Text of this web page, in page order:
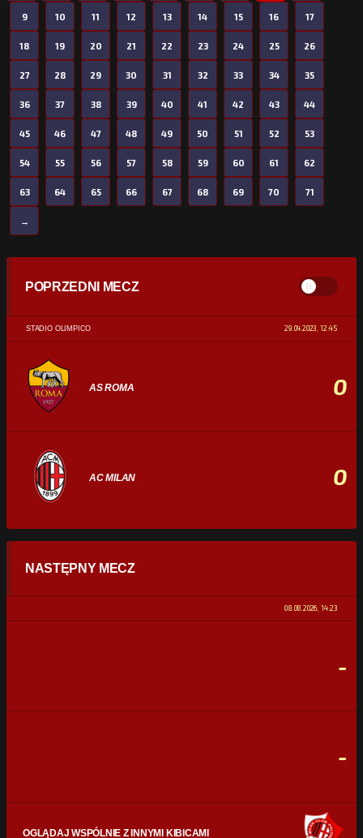
9 10 11 12 13 14 15 16 17
18 19 20 21 22 23 24 25 26
27 28 29 30 31 32 33 34 35
36 37 38 39 40 41 42 43 44
45 46 47 48 49 50 51 52 53
54 55 56 57 58 59 60 61 62
63 64 65 66 67 68 69 70 71
→
POPRZEDNI MECZ
STADIO OLIMPICO 29.04.2023, 12:45
AS ROMA 0
AC MILAN 0
STATYSTYKI
0% 100%
NASTĘPNY MECZ
08.08.2026, 14:23
-
-
OGLĄDAJ WSPÓLNIE Z INNYMI KIBICAMI